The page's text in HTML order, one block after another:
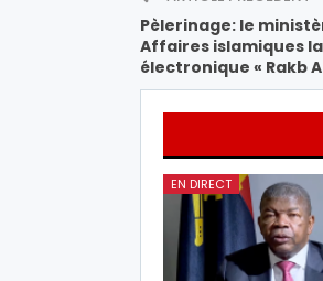
Pèlerinage: le
Affaires islamiques
électronique « Rakb
EN DIRECT